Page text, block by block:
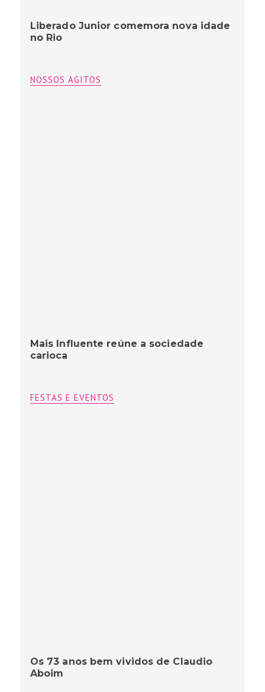
Liberado Junior comemora nova idade
no Rio
NOSSOS AGITOS
Mais Influente reúne a sociedade
carioca
FESTAS E EVENTOS
Os 73 anos bem vividos de Claudio
Aboim